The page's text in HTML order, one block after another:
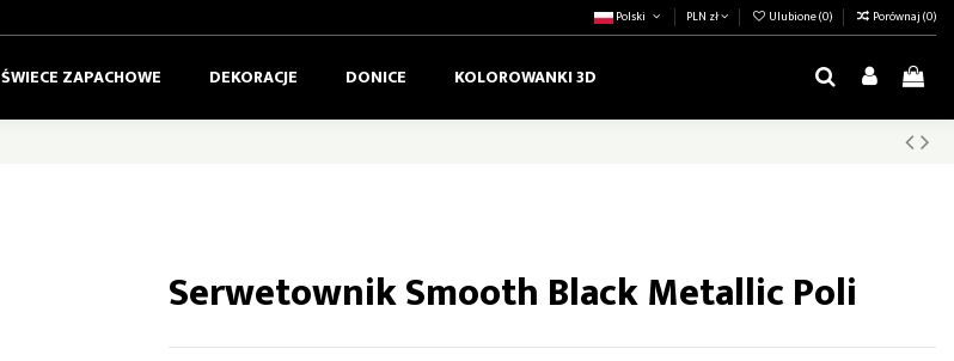
Polski PLN zł Ulubione (0) Porównaj (0)
ŚWIECE ZAPACHOWE DEKORACJE DONICE KOLOROWANKI 3D
Serwetownik Smooth Black Metallic Poli